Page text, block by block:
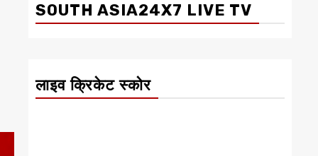
SOUTH ASIA24X7 LIVE TV
लाइव क्रिकेट स्कोर